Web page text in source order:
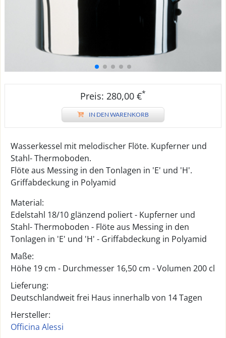
Preis: 280,00 €*
IN DEN WARENKORB
Wasserkessel mit melodischer Flöte. Kupferner und
Stahl- Thermoboden.
Flöte aus Messing in den Tonlagen in 'E' und 'H'.
Griffabdeckung in Polyamid
Material:
Edelstahl 18/10 glänzend poliert - Kupferner und
Stahl- Thermoboden - Flöte aus Messing in den
Tonlagen in 'E' und 'H' - Griffabdeckung in Polyamid
Maße:
Höhe 19 cm - Durchmesser 16,50 cm - Volumen 200 cl
Lieferung:
Deutschlandweit frei Haus innerhalb von 14 Tagen
Hersteller:
Officina Alessi